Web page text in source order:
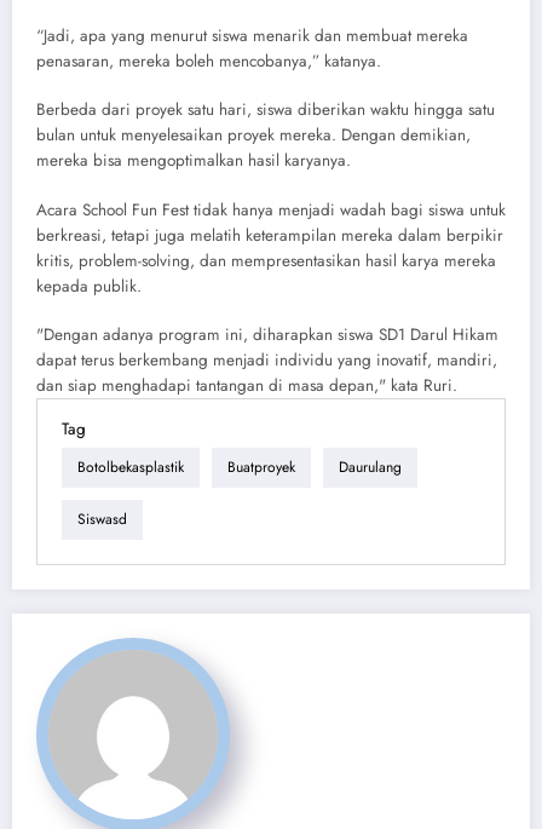
“Jadi, apa yang menurut siswa menarik dan membuat mereka
penasaran, mereka boleh mencobanya,” katanya.
Berbeda dari proyek satu hari, siswa diberikan waktu hingga satu
bulan untuk menyelesaikan proyek mereka. Dengan demikian,
mereka bisa mengoptimalkan hasil karyanya.
Acara School Fun Fest tidak hanya menjadi wadah bagi siswa untuk
berkreasi, tetapi juga melatih keterampilan mereka dalam berpikir
kritis, problem-solving, dan mempresentasikan hasil karya mereka
kepada publik.
"Dengan adanya program ini, diharapkan siswa SD1 Darul Hikam
dapat terus berkembang menjadi individu yang inovatif, mandiri,
dan siap menghadapi tantangan di masa depan," kata Ruri.
Tag
Botolbekasplastik Buatproyek Daurulang
Siswasd